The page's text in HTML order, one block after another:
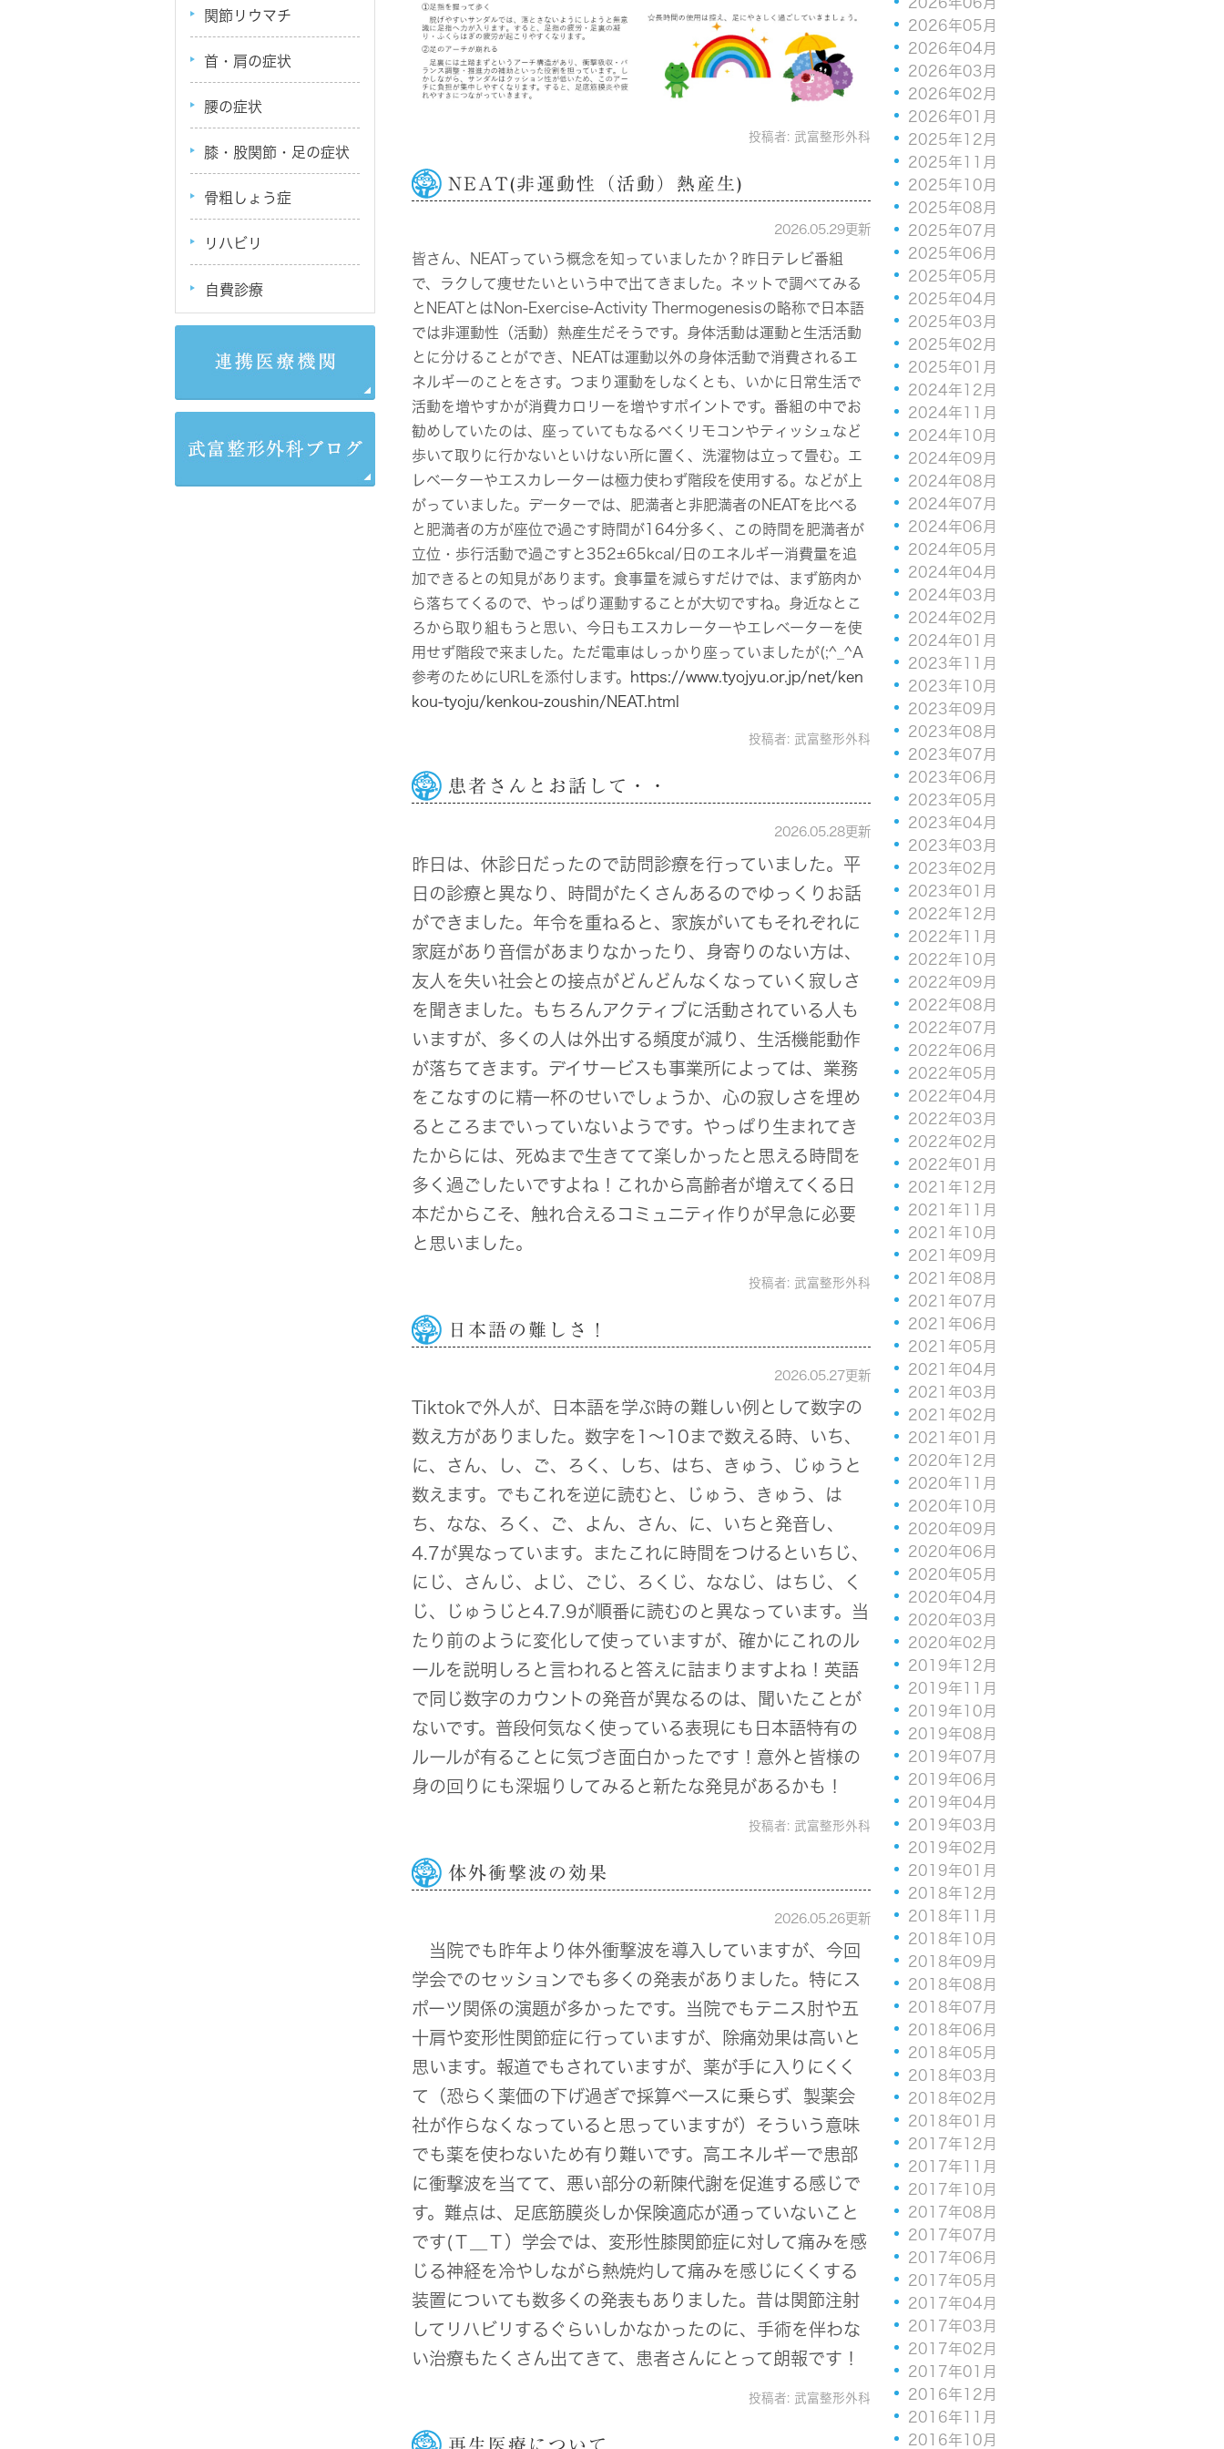
投稿者: 武富整形外科
NEAT(非運動性（活動）熱産生)
2026.05.29更新
皆さん、NEATっていう概念を知っていましたか？昨日テレビ番組
で、ラクして痩せたいという中で出てきました。ネットで調べてみる
とNEATとはNon-Exercise-Activity Thermogenesisの略称で日本語
では非運動性（活動）熱産生だそうです。身体活動は運動と生活活動
とに分けることができ、NEATは運動以外の身体活動で消費されるエ
ネルギーのことをさす。つまり運動をしなくとも、いかに日常生活で
活動を増やすかが消費カロリーを増やすポイントです。番組の中でお
勧めしていたのは、座っていてもなるべくリモコンやティッシュなど
歩いて取りに行かないといけない所に置く、洗濯物は立って畳む。エ
レベーターやエスカレーターは極力使わず階段を使用する。などが上
がっていました。データーでは、肥満者と非肥満者のNEATを比べる
と肥満者の方が座位で過ごす時間が164分多く、この時間を肥満者が
立位・歩行活動で過ごすと352±65kcal/日のエネルギー消費量を追
加できるとの知見があります。食事量を減らすだけでは、まず筋肉か
ら落ちてくるので、やっぱり運動することが大切ですね。身近なとこ
ろから取り組もうと思い、今日もエスカレーターやエレベーターを使
用せず階段で来ました。ただ電車はしっかり座っていましたが(;^_^A
参考のためにURLを添付します。
https://www.tyojyu.or.jp/net/ken
kou-tyoju/kenkou-zoushin/NEAT.html
投稿者: 武富整形外科
患者さんとお話して・・
2026.05.28更新
昨日は、休診日だったので訪問診療を行っていました。平
日の診療と異なり、時間がたくさんあるのでゆっくりお話
ができました。年令を重ねると、家族がいてもそれぞれに
家庭があり音信があまりなかったり、身寄りのない方は、
友人を失い社会との接点がどんどんなくなっていく寂しさ
を聞きました。もちろんアクティブに活動されている人も
いますが、多くの人は外出する頻度が減り、生活機能動作
が落ちてきます。デイサービスも事業所によっては、業務
をこなすのに精一杯のせいでしょうか、心の寂しさを埋め
るところまでいっていないようです。やっぱり生まれてき
たからには、死ぬまで生きてて楽しかったと思える時間を
多く過ごしたいですよね！これから高齢者が増えてくる日
本だからこそ、触れ合えるコミュニティ作りが早急に必要
と思いました。
投稿者: 武富整形外科
日本語の難しさ！
2026.05.27更新
Tiktokで外人が、日本語を学ぶ時の難しい例として数字の
数え方がありました。数字を1～10まで数える時、いち、
に、さん、し、ご、ろく、しち、はち、きゅう、じゅうと
数えます。でもこれを逆に読むと、じゅう、きゅう、は
ち、なな、ろく、ご、よん、さん、に、いちと発音し、
4.7が異なっています。またこれに時間をつけるといちじ、
にじ、さんじ、よじ、ごじ、ろくじ、ななじ、はちじ、く
じ、じゅうじと4.7.9が順番に読むのと異なっています。当
たり前のように変化して使っていますが、確かにこれのル
ールを説明しろと言われると答えに詰まりますよね！英語
で同じ数字のカウントの発音が異なるのは、聞いたことが
ないです。普段何気なく使っている表現にも日本語特有の
ルールが有ることに気づき面白かったです！意外と皆様の
身の回りにも深堀りしてみると新たな発見があるかも！
投稿者: 武富整形外科
体外衝撃波の効果
2026.05.26更新
当院でも昨年より体外衝撃波を導入していますが、今回
学会でのセッションでも多くの発表がありました。特にス
ポーツ関係の演題が多かったです。当院でもテニス肘や五
十肩や変形性関節症に行っていますが、除痛効果は高いと
思います。報道でもされていますが、薬が手に入りにくく
て（恐らく薬価の下げ過ぎで採算ベースに乗らず、製薬会
社が作らなくなっていると思っていますが）そういう意味
でも薬を使わないため有り難いです。高エネルギーで患部
に衝撃波を当てて、悪い部分の新陳代謝を促進する感じで
す。難点は、足底筋膜炎しか保険適応が通っていないこと
です(Ｔ＿Ｔ）学会では、変形性膝関節症に対して痛みを感
じる神経を冷やしながら熱焼灼して痛みを感じにくくする
装置についても数多くの発表もありました。昔は関節注射
してリハビリするぐらいしかなかったのに、手術を伴わな
い治療もたくさん出てきて、患者さんにとって朗報です！
投稿者: 武富整形外科
再生医療について
2026年05月
2026年04月
2026年03月
2026年02月
2026年01月
2025年12月
2025年11月
2025年10月
2025年08月
2025年07月
2025年06月
2025年05月
2025年04月
2025年03月
2025年02月
2025年01月
2024年12月
2024年11月
2024年10月
2024年09月
2024年08月
2024年07月
2024年06月
2024年05月
2024年04月
2024年03月
2024年02月
2024年01月
2023年11月
2023年10月
2023年09月
2023年08月
2023年07月
2023年06月
2023年05月
2023年04月
2023年03月
2023年02月
2023年01月
2022年12月
2022年11月
2022年10月
2022年09月
2022年08月
2022年07月
2022年06月
2022年05月
2022年04月
2022年03月
2022年02月
2022年01月
2021年12月
2021年11月
2021年10月
2021年09月
2021年08月
2021年07月
2021年06月
2021年05月
2021年04月
2021年03月
2021年02月
2021年01月
2020年12月
2020年11月
2020年10月
2020年09月
2020年06月
2020年05月
2020年04月
2020年03月
2020年02月
2019年12月
2019年11月
2019年10月
2019年08月
2019年07月
2019年06月
2019年04月
2019年03月
2019年02月
2019年01月
2018年12月
2018年11月
2018年10月
2018年09月
2018年08月
2018年07月
2018年06月
2018年05月
2018年03月
2018年02月
2018年01月
2017年12月
2017年11月
2017年10月
2017年08月
2017年07月
2017年06月
2017年05月
2017年04月
2017年03月
2017年02月
2017年01月
2016年12月
2016年11月
2016年10月
関節リウマチ
首・肩の症状
腰の症状
膝・股関節・足の症状
骨粗しょう症
リハビリ
自費診療